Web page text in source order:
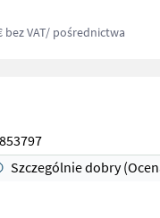
bez VAT/ pośrednictwa
Szczególnie dobry